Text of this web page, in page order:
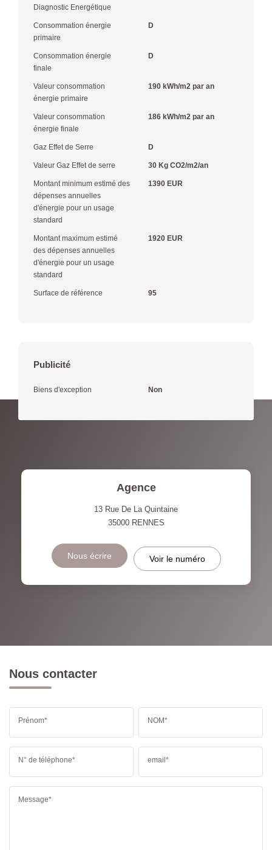
Diagnostic Energétique
Consommation énergie
primaire
D
Consommation énergie
finale
D
Valeur consommation
énergie primaire
190 kWh/m2 par an
Valeur consommation
énergie finale
186 kWh/m2 par an
Gaz Effet de Serre D
Valeur Gaz Effet de serre 30 Kg CO2/m2/an
Montant minimum estimé des
dépenses annuelles
d'énergie pour un usage
standard
1390 EUR
Montant maximum estimé
des dépenses annuelles
d'énergie pour un usage
standard
1920 EUR
Surface de référence 95
Publicité
Biens d'exception Non
Agence
13 Rue De La Quintaine
35000 RENNES
Nous écrire Voir le numéro
Nous contacter
Prénom* NOM*
N° de téléphone* email*
Message*